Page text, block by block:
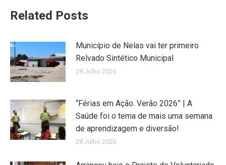
Related Posts
Município de Nelas vai ter primeiro
Relvado Sintético Municipal
28 Julho 2026
“Férias em Ação. Verão 2026” | A
Saúde foi o tema de mais uma semana
de aprendizagem e diversão!
28 Julho 2026